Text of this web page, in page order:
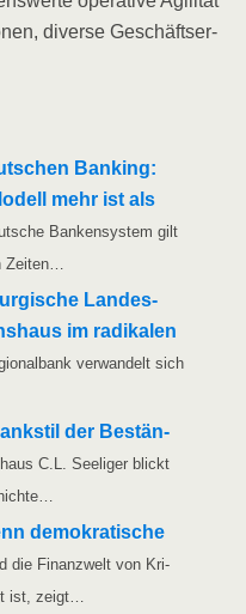
diver­se Geschäfts­er­
Ban­king:
mehr ist als
Ban­ken­sys­tem gilt
Zeiten…
Lan­des­
im radi­ka­len
ver­wan­delt sich
der Bestän­
C.L. See­li­ger blickt
demo­kra­ti­sche
die Finanz­welt von Kri­
ist, zeigt…